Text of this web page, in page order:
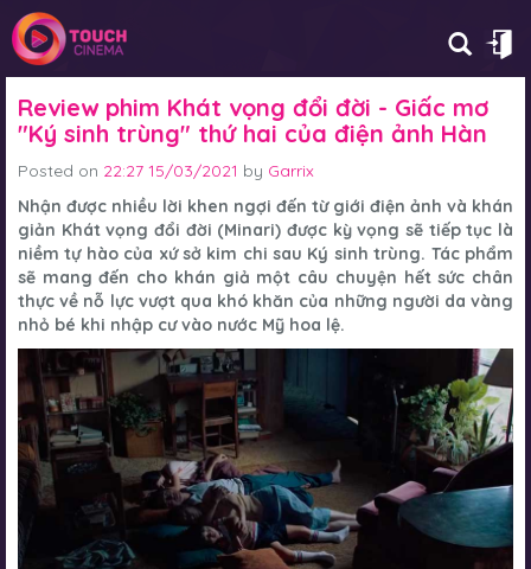
Review phim Khát vọng đổi đời - Giấc mơ
"Ký sinh trùng" thứ hai của điện ảnh Hàn
Posted on 22:27 15/03/2021 by Garrix
Nhận được nhiều lời khen ngợi đến từ giới điện ảnh và khán
giản Khát vọng đổi đời (Minari) được kỳ vọng sẽ tiếp tục là
niềm tự hào của xứ sở kim chi sau Ký sinh trùng. Tác phẩm
sẽ mang đến cho khán giả một câu chuyện hết sức chân
thực về nỗ lực vượt qua khó khăn của những người da vàng
nhỏ bé khi nhập cư vào nước Mỹ hoa lệ.